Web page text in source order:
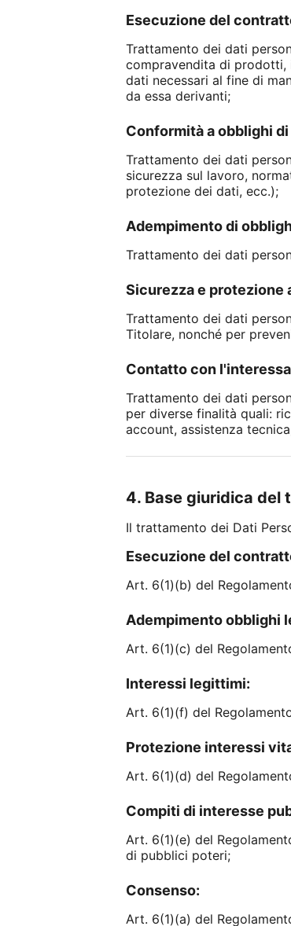
Esecuzione del
Trattamento dei dati
compravendita di prodotti,
dati necessari al fine di
da essa derivanti;
Conformità a obblighi
Trattamento dei dati
sicurezza sul lavoro,
protezione dei dati, ecc.);
Adempimento di
Trattamento dei dati
Sicurezza e protezione
Trattamento dei dati
Titolare, nonché per
Contatto con
Trattamento dei dati
per diverse finalità quali:
account, assistenza
4. Base giuridica del
Il trattamento dei Dati
Esecuzione del
Art. 6(1)(b) del
Adempimento obblighi
Art. 6(1)(c) del
Interessi legittimi:
Art. 6(1)(f) del
Protezione interessi
Art. 6(1)(d) del
Compiti di interesse
Art. 6(1)(e) del
di pubblici poteri;
Consenso:
Art. 6(1)(a) del